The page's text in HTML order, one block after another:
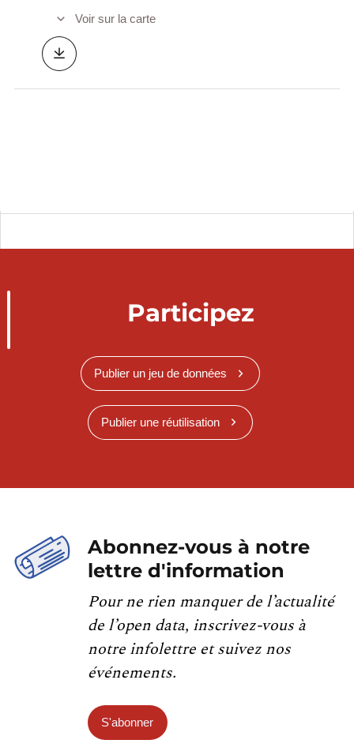
Voir sur la carte
Participez
Publier un jeu de données
Publier une réutilisation
Abonnez-vous à notre
lettre d'information
Pour ne rien manquer de l’actualité
de l’open data, inscrivez-vous à
notre infolettre et suivez nos
événements.
S'abonner